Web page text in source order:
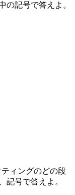
の記号で答えよ。
ィングのどの段
記号で答えよ。